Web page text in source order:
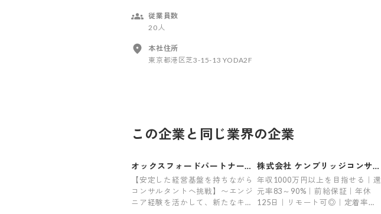
従業員数
20人
本社住所
東京都港区芝3-15-13 YODA2F
この企業と同じ業界の企業
オックスフォードパートナーズ
株式会社
【安定した経営基盤を持ちながら
コンサルタントへ挑戦】〜エンジ
ニア経験を活かして、新たなキャ
株式会社 ケンブリッジコンサル
ティング
年収1000万円以上を目指せる｜還
元率83～90%｜前給保証｜年休
125日｜リモート可◎｜定着率